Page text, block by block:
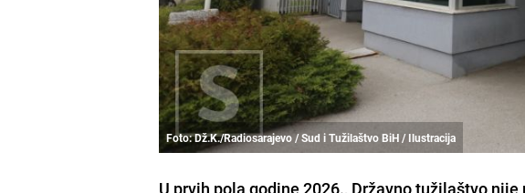
Foto: Dž.K./Radiosarajevo / Sud i Tužilaštvo BiH / Ilustracija
U prvih pola godine 2026., Državno tužilaštvo